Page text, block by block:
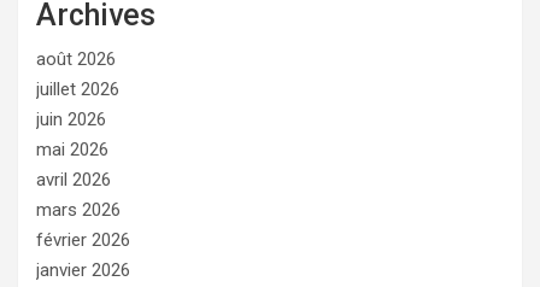
Archives
août 2026
juillet 2026
juin 2026
mai 2026
avril 2026
mars 2026
février 2026
janvier 2026